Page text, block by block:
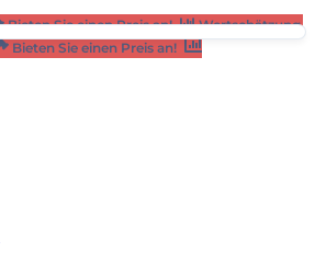
Bieten Sie einen Preis an!
Wertschätzung
Bieten Sie einen Preis an!